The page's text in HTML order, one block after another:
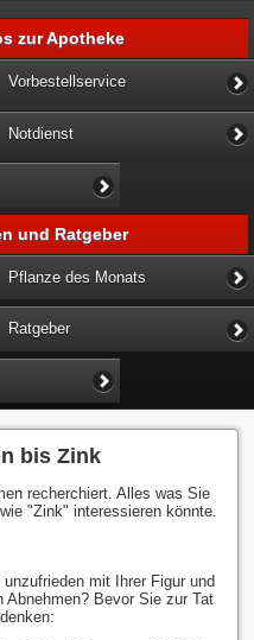
zur Apotheke
Vorbestellservice
Notdienst
und Ratgeber
Pflanze des Monats
Ratgeber
bis Zink
recherchiert. Alles was Sie
"Zink" interessieren könnte.
mit Ihrer Figur und
Abnehmen? Bevor Sie zur Tat